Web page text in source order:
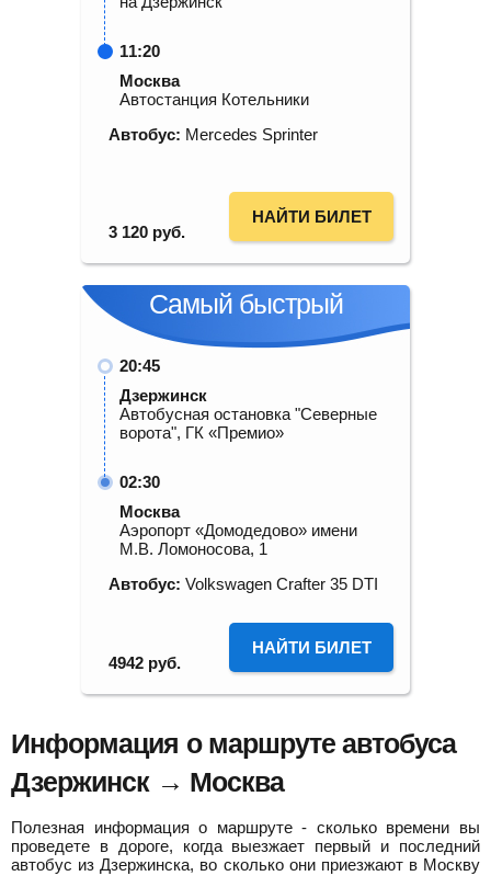
11:20
Москва
Автостанция Котельники
Автобус: Mercedes Sprinter
3 120 руб.
НАЙТИ БИЛЕТ
Самый быстрый
20:45
Дзержинск
Автобусная остановка "Северные
ворота", ГК «Премио»
02:30
Москва
Аэропорт «Домодедово» имени
М.В. Ломоносова, 1
Автобус: Volkswagen Crafter 35 DTI
4942 руб.
НАЙТИ БИЛЕТ
Информация о маршруте автобуса
Дзержинск → Москва
Полезная информация о маршруте - сколько времени вы
проведете в дороге, когда выезжает первый и последний
автобус из Дзержинска, во сколько они приезжают в Москву